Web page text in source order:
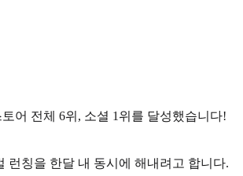
어 전체 6위, 소셜 1위를 달성했습니다!
런칭을 한달 내 동시에 해내려고 합니다.